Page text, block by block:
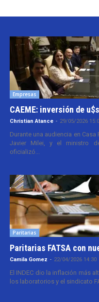
Empresas
CAEME: inversión de
Christian Atance - 29/05/2026
Durante una audiencia en
Javier Milei, y el ministro
oficializó...
Paritarias
Paritarias FATSA con
Camila Gomez - 22/04/2026 14:30
El INDEC dio la inflación más
los laboratorios y el sindicato